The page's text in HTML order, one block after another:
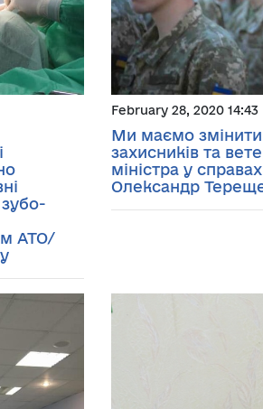
АТО/
February 28, 2020 14:43
Ми маємо
захисників та
міністра у
Олександр